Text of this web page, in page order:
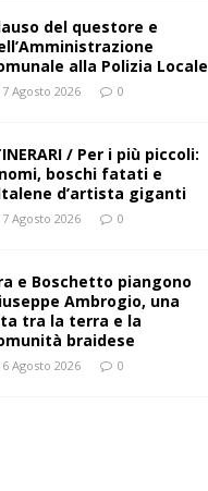
del questore e
alla Polizia Locale
7 Agosto 2026 0
/ Per i più piccoli:
boschi fatati e
d’artista giganti
7 Agosto 2026 0
e Boschetto piangono
Ambrogio, una
tra la terra e la
braidese
6 Agosto 2026 0